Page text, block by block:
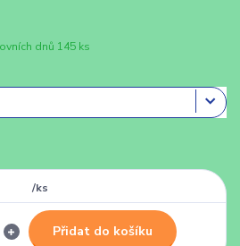
dnů 145 ks
/ks
Přidat do košíku